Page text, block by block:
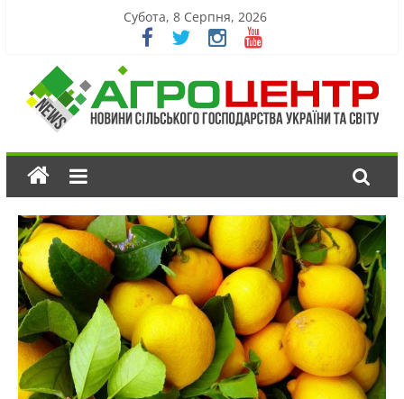
Субота, 8 Серпня, 2026